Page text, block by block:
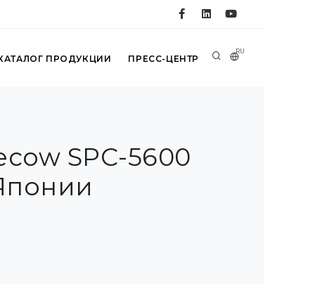
RU
ПРОДУКЦИИ ПРЕСС-ЦЕНТР
SPC-5600